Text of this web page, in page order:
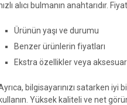
hızlı alıcı bulmanın anahtarıdır.
Ürünün yaşı ve durumu
Benzer ürünlerin fiyatları
Ekstra özellikler veya
bilgisayarınızı satarken iyi
kullanın. Yüksek kaliteli ve net